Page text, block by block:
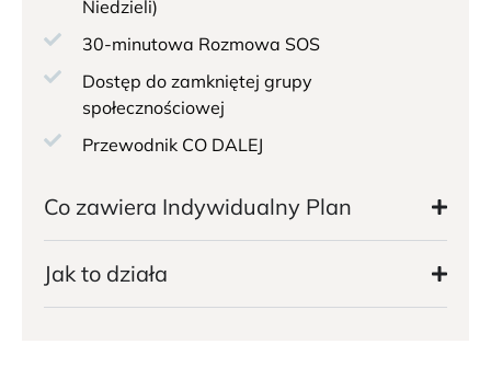
Niedzieli)
30-minutowa Rozmowa SOS
Dostęp do zamkniętej grupy
społecznościowej
Przewodnik CO DALEJ
Co zawiera Indywidualny Plan
Jak to działa